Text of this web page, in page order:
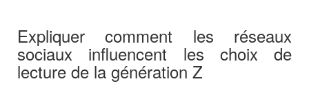
Expliquer comment les réseaux
sociaux influencent les choix de
lecture de la génération Z